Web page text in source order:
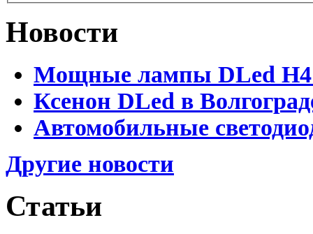
Новости
Мощные лампы DLed H4
Ксенон DLed в
Автомобильные
Другие новости
Статьи